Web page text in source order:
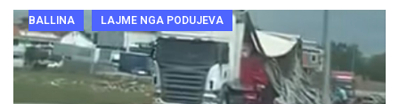
BALLINA LAJME NGA PODUJEVA